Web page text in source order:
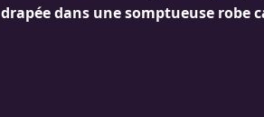
drapée dans une somptueuse robe